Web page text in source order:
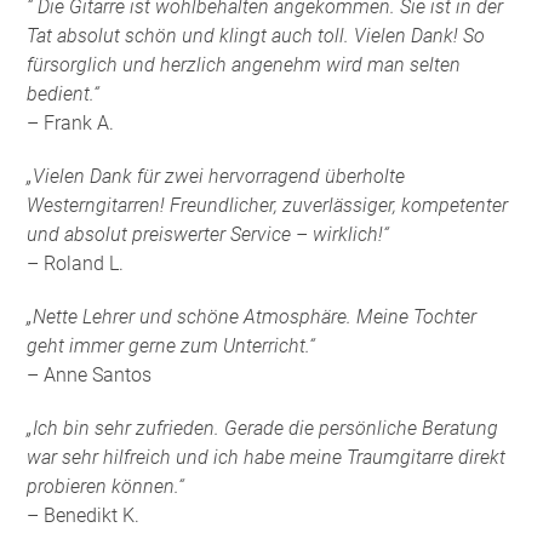
“ Die Gitarre ist wohlbehalten angekommen. Sie ist in der
Tat absolut schön und klingt auch toll. Vielen Dank! So
fürsorglich und herzlich angenehm wird man selten
bedient.“
– Frank A.
„Vielen Dank für zwei hervorragend überholte
Westerngitarren! Freundlicher, zuverlässiger, kompetenter
und absolut preiswerter Service – wirklich!“
– Roland L.
„Nette Lehrer und schöne Atmosphäre. Meine Tochter
geht immer gerne zum Unterricht.“
– Anne Santos
„Ich bin sehr zufrieden. Gerade die persönliche Beratung
war sehr hilfreich und ich habe meine Traumgitarre direkt
probieren können.“
– Benedikt K.